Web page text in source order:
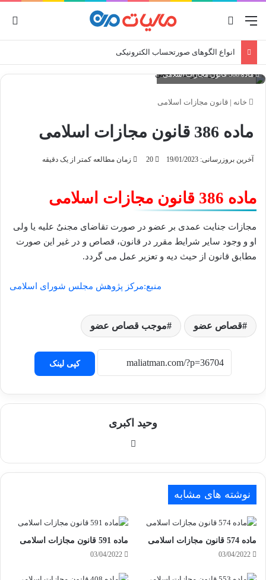
منو
انواع الگوهای صورتحساب الکترونیکی
ماده 386 قانون مجازات اسلامی
خانه | قانون مجازات اسلامی
ماده 386 قانون مجازات اسلامی
آخرین بروزرسانی: 19/01/2023 20 زمان مطالعه کمتر از یک دقیقه
ماده 386 قانون مجازات اسلامی
مجازات جنایت عمدی بر عضو در صورت تقاضای مجنیٌ علیه یا ولی
او و وجود سایر شرایط مقرر در قانون، قصاص و در غیر این صورت
مطابق قانون از حیث دیه و تعزیر عمل می گردد.
منبع:مرکز پژوهش مجلس شورای اسلامی
قصاص عضو موجب قصاص عضو
کپی لینک
وحید اکبری
نوشته های مشابه
ماده 574 قانون مجازات اسلامی
03/04/2022
ماده 591 قانون مجازات اسلامی
03/04/2022